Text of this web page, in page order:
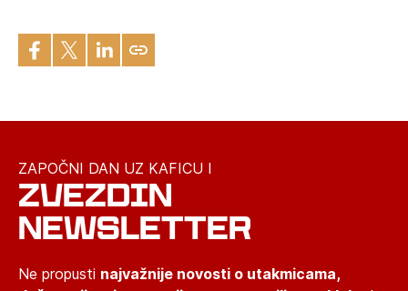
ZAPOČNI DAN UZ KAFICU I
ZVEZDIN
NEWSLETTER
Ne propusti najvažnije novosti o utakmicama,